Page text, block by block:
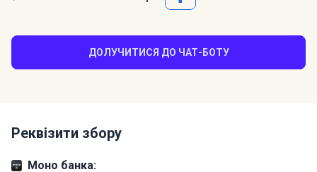
ДОЛУЧИТИСЯ ДО ЧАТ-БОТУ
Реквізити збору
Моно банка: